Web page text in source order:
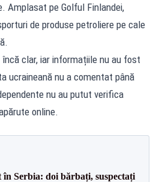
Amplasat pe Golful Finlandei,
de produse petroliere pe cale
clar, iar informațiile nu au fost
ucraineană nu a comentat până
nu au putut verifica
online.
Serbia: doi bărbați, suspectați